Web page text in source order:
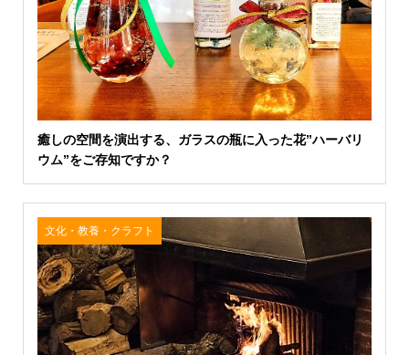
癒しの空間を演出する、ガラスの瓶に入った花”ハーバリ
ウム”をご存知ですか？
文化・教養・クラフト